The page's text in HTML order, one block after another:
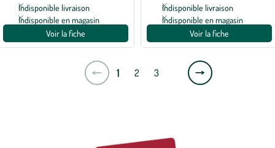
Indisponible livraison
Indisponible en magasin
Voir la fiche
Indisponible livraison
Indisponible en magasin
Voir la fiche
1 2 3
Page
suivante